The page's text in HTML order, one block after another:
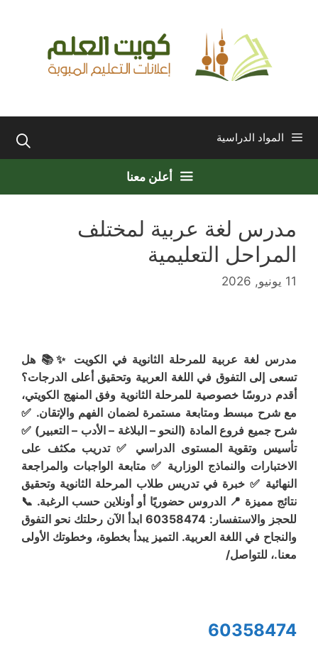
المواد الدراسية
أعلن معنا
مدرس لغة عربية لمختلف
المراحل التعليمية
11 يونيو, 2026
مدرس لغة عربية للمرحلة الثانوية في الكويت ✨📚 هل
تسعى إلى التفوق في اللغة العربية وتحقيق أعلى الدرجات؟
أقدم دروسًا خصوصية للمرحلة الثانوية وفق المنهج الكويتي،
مع شرح مبسط ومتابعة مستمرة لضمان الفهم والإتقان. ✅
شرح جميع فروع المادة (النحو – البلاغة – الأدب – التعبير) ✅
تأسيس وتقوية المستوى الدراسي ✅ تدريب مكثف على
الاختبارات والنماذج الوزارية ✅ متابعة الواجبات والمراجعة
النهائية ✅ خبرة في تدريس طلاب المرحلة الثانوية وتحقيق
نتائج مميزة 📍 الدروس حضوريًا أو أونلاين حسب الرغبة. 📞
للحجز والاستفسار: 60358474 ابدأ الآن رحلتك نحو التفوق
والنجاح في اللغة العربية. التميز يبدأ بخطوة، وخطوتك الأولى
معنا.، للتواصل/
60358474